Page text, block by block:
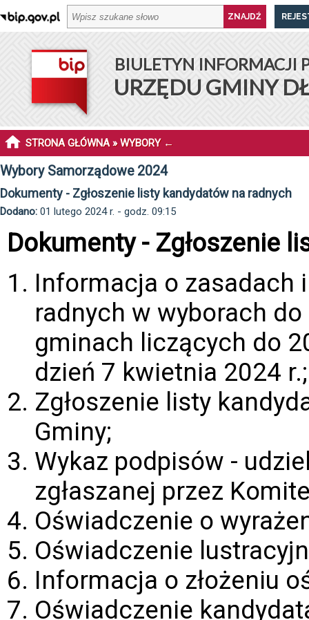
BIULETYN INFORMACJI
URZĘDU GMINY
STRONA GŁÓWNA»WYBORY←
Wybory Samorządowe 2024
Dokumenty - Zgłoszenie listy kandydatów na radnych
Dodano: 01 lutego 2024 r. - godz. 09:15
Dokumenty - Zgłoszenie
Informacja o zasadach
radnych w wyborach
gminach liczących do
dzień 7 kwietnia 2024 r.;
Zgłoszenie listy
Gminy;
Wykaz podpisów -
zgłaszanej przez
Oświadczenie o
Oświadczenie
Informacja o złożeniu
Oświadczenie